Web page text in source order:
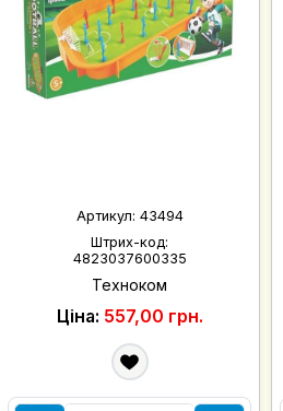
Артикул: 43494
Штрих-код:
4823037600335
Техноком
Ціна: 557,00 грн.